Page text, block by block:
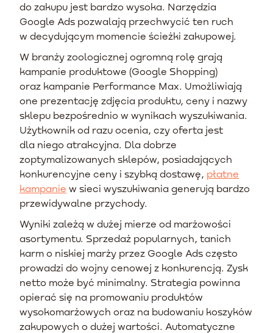
do zakupu jest bardzo wysoka. Narzędzia
Google Ads pozwalają przechwycić ten ruch
w decydującym momencie ścieżki zakupowej.
W branży zoologicznej ogromną rolę grają
kampanie produktowe (Google Shopping)
oraz kampanie Performance Max. Umożliwiają
one prezentację zdjęcia produktu, ceny i nazwy
sklepu bezpośrednio w wynikach wyszukiwania.
Użytkownik od razu ocenia, czy oferta jest
dla niego atrakcyjna. Dla dobrze
zoptymalizowanych sklepów, posiadających
konkurencyjne ceny i szybką dostawę, płatne
kampanie w sieci wyszukiwania generują bardzo
przewidywalne przychody.
Wyniki zależą w dużej mierze od marżowości
asortymentu. Sprzedaż popularnych, tanich
karm o niskiej marży przez Google Ads często
prowadzi do wojny cenowej z konkurencją. Zysk
netto może być minimalny. Strategia powinna
opierać się na promowaniu produktów
wysokomarżowych oraz na budowaniu koszyków
zakupowych o dużej wartości. Automatyczne